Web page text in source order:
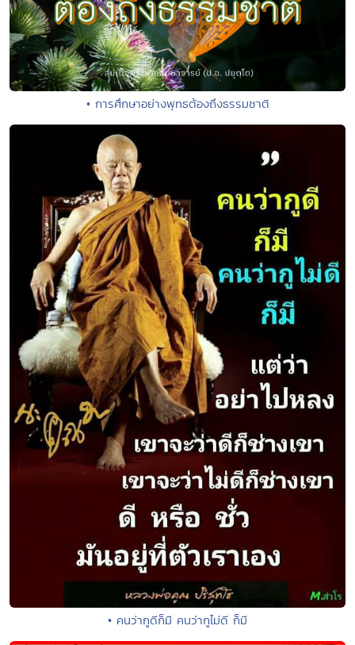
• การศึกษาอย่างพุทธต้องถึงธรรมชาติ
• คนว่ากูดีก็มี คนว่ากูไม่ดี ก็มี